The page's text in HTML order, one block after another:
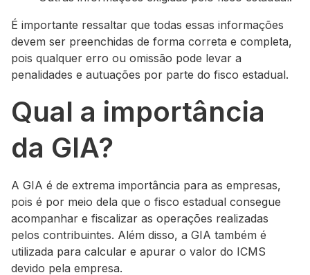
É importante ressaltar que todas essas informações
devem ser preenchidas de forma correta e completa,
pois qualquer erro ou omissão pode levar a
penalidades e autuações por parte do fisco estadual.
Qual a importância
da GIA?
A GIA é de extrema importância para as empresas,
pois é por meio dela que o fisco estadual consegue
acompanhar e fiscalizar as operações realizadas
pelos contribuintes. Além disso, a GIA também é
utilizada para calcular e apurar o valor do ICMS
devido pela empresa.